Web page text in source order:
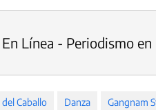
En Línea - Periodismo en
del Caballo Danza Gangnam